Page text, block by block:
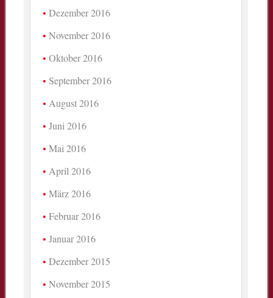
Dezember 2016
November 2016
Oktober 2016
September 2016
August 2016
Juni 2016
Mai 2016
April 2016
März 2016
Februar 2016
Januar 2016
Dezember 2015
November 2015